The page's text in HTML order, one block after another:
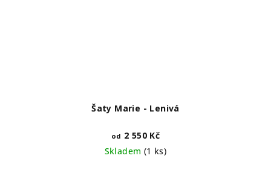
Šaty Marie - Lenivá
od 2 550 Kč
Skladem (1 ks)